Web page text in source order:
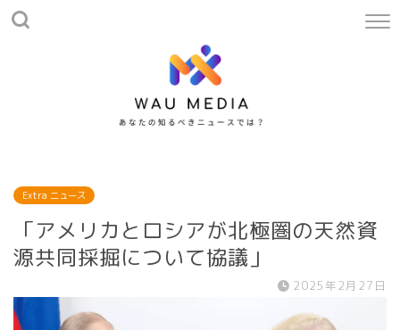
Extra ニュース
「アメリカとロシアが北極圏の天然資
源共同採掘について協議」
2025年2月27日